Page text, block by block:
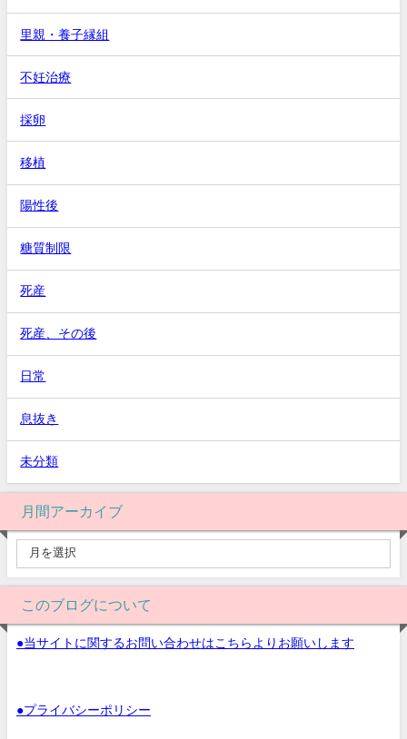
里親・養子縁組
不妊治療
採卵
移植
陽性後
糖質制限
死産
死産、その後
日常
息抜き
未分類
月間アーカイブ
このブログについて
●当サイトに関するお問い合わせはこちらよりお願いします
●プライバシーポリシー